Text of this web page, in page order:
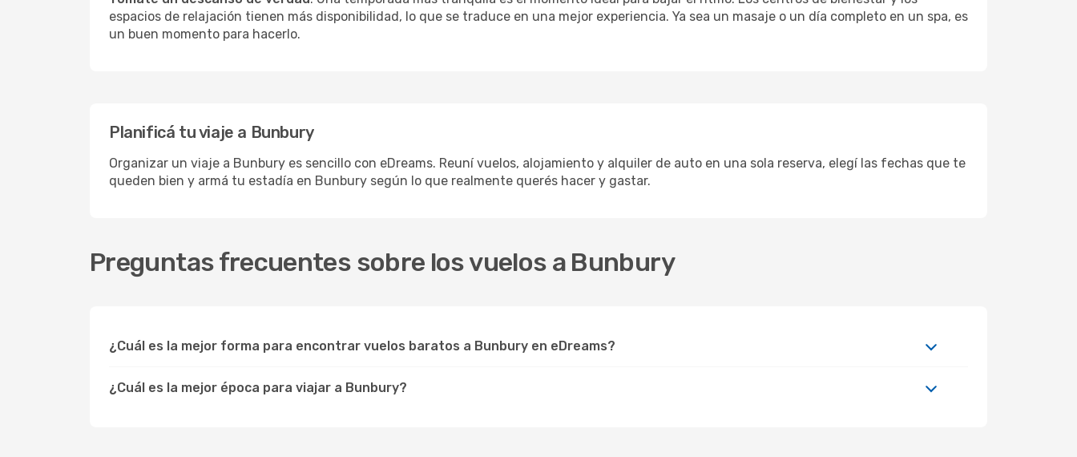
espacios de relajación tienen más disponibilidad, lo que se traduce en una mejor experiencia. Ya sea un masaje o un día completo en un spa, es
un buen momento para hacerlo.
Planificá tu viaje a Bunbury
Organizar un viaje a Bunbury es sencillo con eDreams. Reuní vuelos, alojamiento y alquiler de auto en una sola reserva, elegí las fechas que te
queden bien y armá tu estadía en Bunbury según lo que realmente querés hacer y gastar.
Preguntas frecuentes sobre los vuelos a Bunbury
¿Cuál es la mejor forma para encontrar vuelos baratos a Bunbury en eDreams?
¿Cuál es la mejor época para viajar a Bunbury?